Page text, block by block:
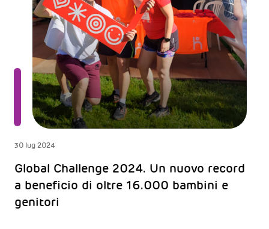
30 lug 2024
Global Challenge 2024. Un nuovo record
a beneficio di oltre 16.000 bambini e
genitori